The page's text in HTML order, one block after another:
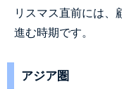
リスマス直前には、
進む時期です。
アジア圏